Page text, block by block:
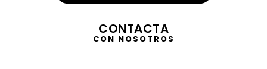
CONTACTA
CON NOSOTROS